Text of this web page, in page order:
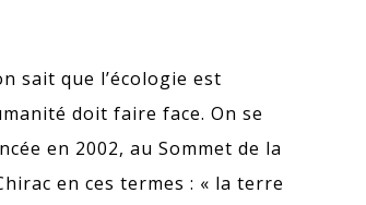
sait que l’écologie est
doit faire face. On se
en 2002, au Sommet de la
en ces termes : « la terre